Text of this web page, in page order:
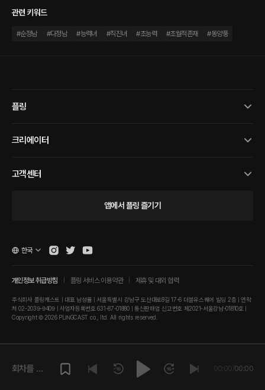
관련 키워드
#순정남 #다정남 #능력녀 #직진녀 #초능력 #초월적존재 #동양풍
플링
크리에이터
고객센터
앱에서 플링 즐기기
개인정보 취급방침 플링 서비스 이용약관 제휴 및 대외 협력
주식회사 플링캐스트 | 대표 남성률 | 서울특별시 강남구 도산대로8길 17-6 더블유스퀘어 빌딩 2층 | 연락
처 02-2039-9409 | 사업자등록번호 631-87-01880 | 통신판매업 신고번호 제2021-서울강남-01810호 |
Copyright © 2026 PLINGCAST co., ltd. All rights reserved.
한국
회차를 재
00:00/00:00